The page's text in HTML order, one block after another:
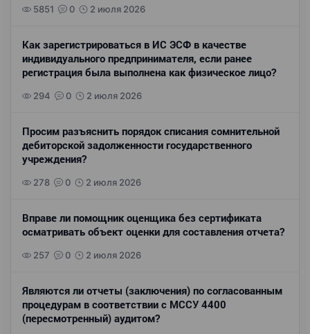
5851 0 2 июля 2026
Как зарегистрироваться в ИС ЭСФ в качестве
индивидуального предпринимателя, если ранее
регистрация была выполнена как физическое лицо?
294 0 2 июля 2026
Просим разъяснить порядок списания сомнительной
дебиторской задолженности государственного
учреждения?
278 0 2 июля 2026
Вправе ли помощник оценщика без сертификата
осматривать объект оценки для составления отчета?
257 0 2 июля 2026
Являются ли отчеты (заключения) по согласованным
процедурам в соответствии с МССУ 4400
(пересмотренный) аудитом?